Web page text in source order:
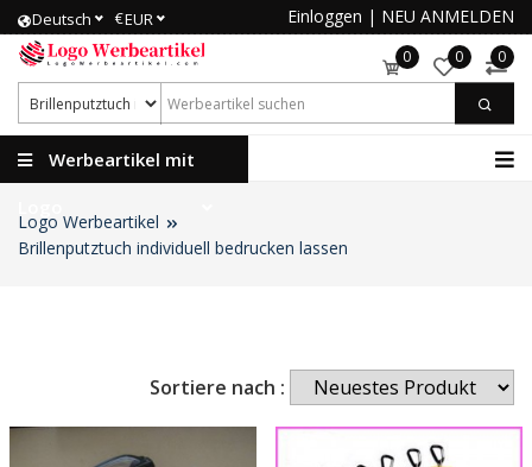
Deutsch €EUR Einloggen | NEU ANMELDEN
0 0 0
Werbeartikel mit
Logo Werbeartikel
Brillenputztuch individuell bedrucken lassen
Sortiere nach :